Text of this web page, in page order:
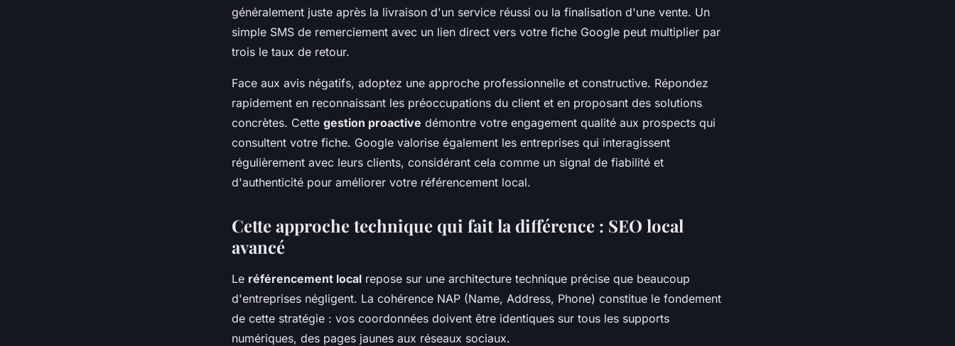
généralement juste après la livraison d'un service réussi ou la finalisation d'une vente. Un
simple SMS de remerciement avec un lien direct vers votre fiche Google peut multiplier par
trois le taux de retour.
Face aux avis négatifs, adoptez une approche professionnelle et constructive. Répondez
rapidement en reconnaissant les préoccupations du client et en proposant des solutions
concrètes. Cette gestion proactive démontre votre engagement qualité aux prospects qui
consultent votre fiche. Google valorise également les entreprises qui interagissent
régulièrement avec leurs clients, considérant cela comme un signal de fiabilité et
d'authenticité pour améliorer votre référencement local.
Cette approche technique qui fait la différence : SEO local
avancé
Le référencement local repose sur une architecture technique précise que beaucoup
d'entreprises négligent. La cohérence NAP (Name, Address, Phone) constitue le fondement
de cette stratégie : vos coordonnées doivent être identiques sur tous les supports
numériques, des pages jaunes aux réseaux sociaux.